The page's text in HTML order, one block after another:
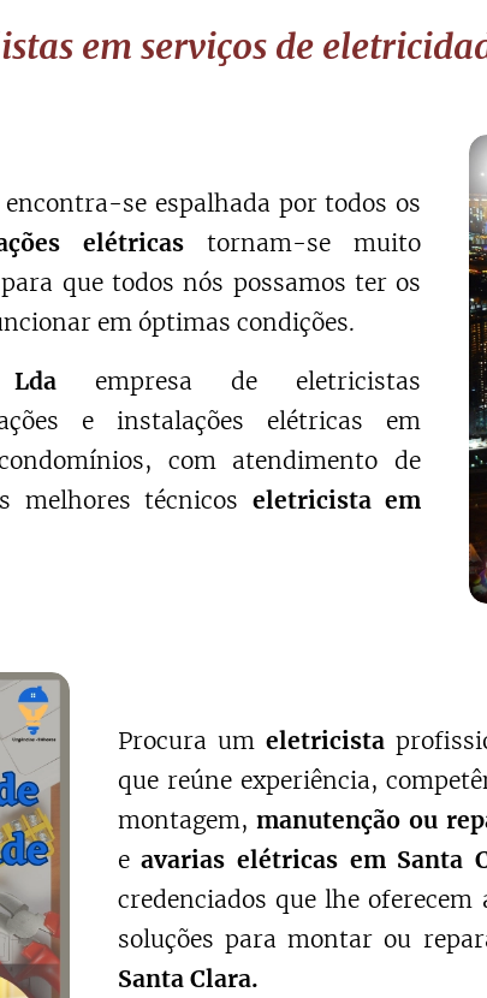
em serviços de
encontra-se espalhada por todos os
elétricas tornam-se muito
que todos nós possamos ter os
em óptimas condições.
empresa de eletricistas
e instalações elétricas em
com atendimento de
melhores técnicos eletricista em
Procura umeletricista
que reúne experiência,
montagem, manutenção ou
eavarias elétricas em Santa
credenciados que lhe
soluções para montar ou
Santa Clara.